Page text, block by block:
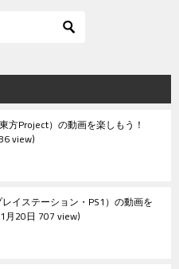
方Project）の動画を楽しもう！
view
イステーション・PS1）の動画を
月20日 707 view